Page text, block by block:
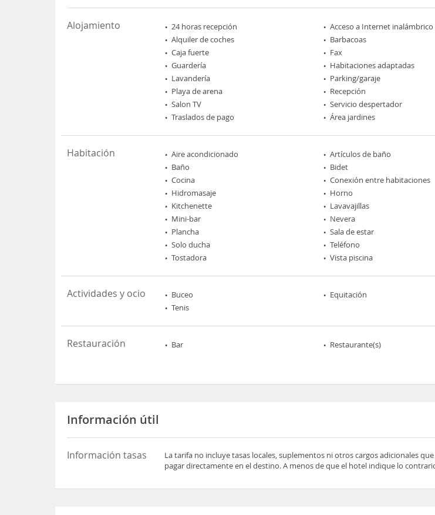
Alojamiento 24 horas recepción Acceso a Internet inalámbrico
Alquiler de coches
Barbacoas
Caja fuerte
Fax
Guardería
Habitaciones adaptadas
Lavandería
Parking/garaje
Playa de arena
Recepción
Salon TV
Servicio despertador
Traslados de pago
Área jardines
Habitación Aire acondicionado Artículos de baño
Baño
Bidet
Cocina
Conexión entre habitaciones
Hidromasaje
Horno
Kitchenette
Lavavajillas
Mini-bar
Nevera
Plancha
Sala de estar
Solo ducha
Teléfono
Tostadora
Vista piscina
Actividades y ocio Buceo Equitación
Tenis
Restauración Bar Restaurante(s)
Información útil
Información tasas
La tarifa no incluye tasas locales, suplementos ni otros cargos adicionales
pagar directamente en el destino. A menos de que el hotel indique lo